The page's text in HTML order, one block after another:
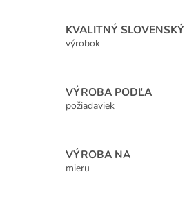
KVALITNÝ SLOVENSKÝ
výrobok
VÝROBA PODĽA
požiadaviek
VÝROBA NA
mieru